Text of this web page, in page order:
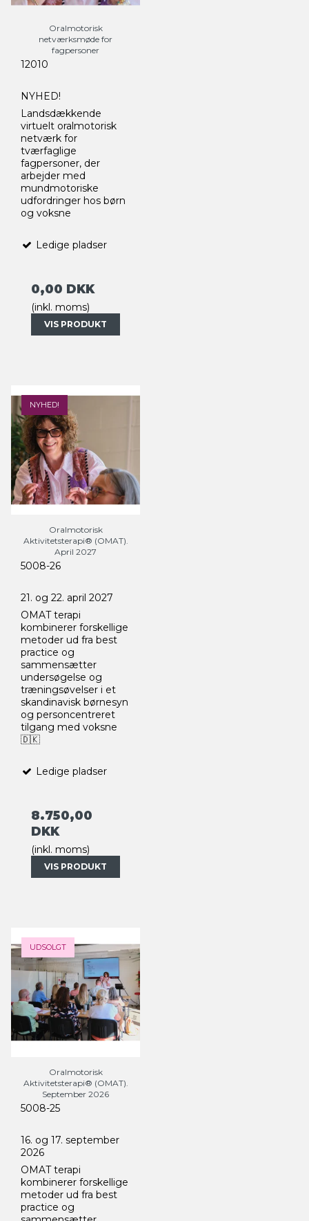
Oralmotorisk
netværksmøde for
fagpersoner
12010
NYHED!
Landsdækkende
virtuelt oralmotorisk
netværk for
tværfaglige
fagpersoner, der
arbejder med
mundmotoriske
udfordringer hos børn
og voksne
Ledige pladser
0,00 DKK
(inkl. moms)
VIS PRODUKT
NYHED!
Oralmotorisk
Aktivitetsterapi® (OMAT).
April 2027
5008-26
21. og 22. april 2027
OMAT terapi
kombinerer forskellige
metoder ud fra best
practice og
sammensætter
undersøgelse og
træningsøvelser i et
skandinavisk børnesyn
og personcentreret
tilgang med voksne
🇩🇰
Ledige pladser
8.750,00
DKK
(inkl. moms)
VIS PRODUKT
UDSOLGT
Oralmotorisk
Aktivitetsterapi® (OMAT).
September 2026
5008-25
16. og 17. september
2026
OMAT terapi
kombinerer forskellige
metoder ud fra best
practice og